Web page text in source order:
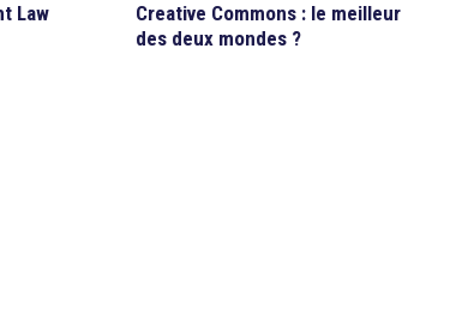
Law
Creative Commons : le meilleur
des deux mondes ?